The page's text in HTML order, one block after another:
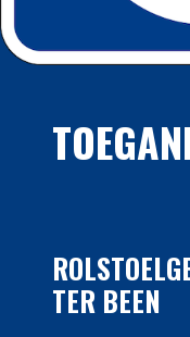
TER BEEN